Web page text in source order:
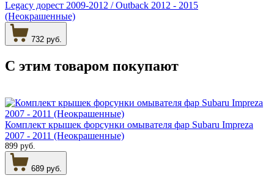
Legacy дорест 2009-2012 / Outback 2012 - 2015
(Неокрашенные)
732 руб.
С этим товаром покупают
Комплект крышек форсунки омывателя фар Subaru Impreza
2007 - 2011 (Неокрашенные)
899 руб.
689 руб.